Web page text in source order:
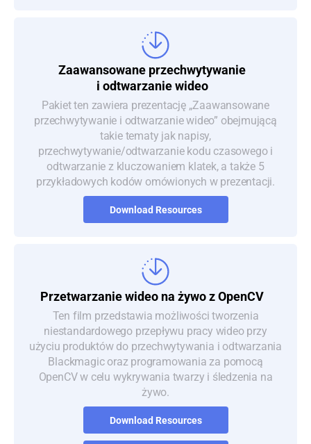
Zaawansowane przechwytywanie
i odtwarzanie wideo
Pakiet ten zawiera prezentację „Zaawansowane
przechwytywanie i odtwarzanie wideo” obejmującą
takie tematy jak napisy,
przechwytywanie/odtwarzanie kodu czasowego i
odtwarzanie z kluczowaniem klatek, a także 5
przykładowych kodów omówionych w prezentacji.
Download Resources
Przetwarzanie wideo na żywo z OpenCV
Ten film przedstawia możliwości tworzenia
niestandardowego przepływu pracy wideo przy
użyciu produktów do przechwytywania i odtwarzania
Blackmagic oraz programowania za pomocą
OpenCV w celu wykrywania twarzy i śledzenia na
żywo.
Download Resources